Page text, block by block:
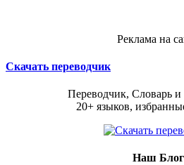
Реклама на
Скачать переводчик
Переводчик, Словарь и
20+ языков,
Наш Блог